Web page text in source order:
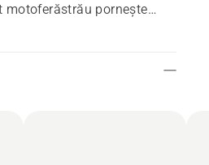
motoferăstrău pornește
pentru doborârea, cepuirea